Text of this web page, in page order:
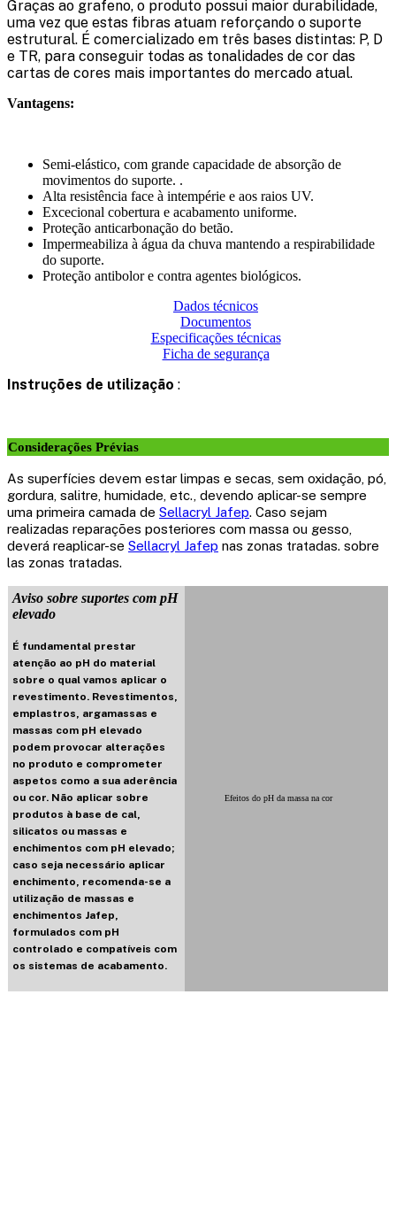
Graças ao grafeno, o produto possui maior durabilidade,
uma vez que estas fibras atuam reforçando o suporte
estrutural. É comercializado em três bases distintas: P, D
e TR, para conseguir todas as tonalidades de cor das
cartas de cores mais importantes do mercado atual.
Vantagens:
Semi-elástico, com grande capacidade de absorção de
movimentos do suporte. .
Alta resistência face à intempérie e aos raios UV.
Excecional cobertura e acabamento uniforme.
Proteção anticarbonação do betão.
Impermeabiliza à água da chuva mantendo a respirabilidade
do suporte.
Proteção antibolor e contra agentes biológicos.
Dados técnicos
Documentos
Especificações técnicas
Ficha de segurança
Instruções de utilização :
Considerações Prévias
As superfícies devem estar limpas e secas, sem oxidação, pó,
gordura, salitre, humidade, etc., devendo aplicar-se sempre
uma primeira camada de Sellacryl Jafep. Caso sejam
realizadas reparações posteriores com massa ou gesso,
deverá reaplicar-se Sellacryl Jafep nas zonas tratadas. sobre
las zonas tratadas.
Aviso sobre suportes com pH
elevado
É fundamental prestar
atenção ao pH do material
sobre o qual vamos aplicar o
revestimento. Revestimentos,
emplastros, argamassas e
massas com pH elevado
podem provocar alterações
no produto e comprometer
aspetos como a sua aderência
ou cor. Não aplicar sobre
produtos à base de cal,
silicatos ou massas e
enchimentos com pH elevado;
caso seja necessário aplicar
enchimento, recomenda-se a
utilização de massas e
enchimentos Jafep,
formulados com pH
controlado e compatíveis com
os sistemas de acabamento.
Efeitos do pH da massa na cor